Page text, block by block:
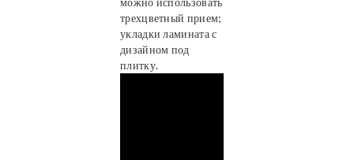
трехцветный прием;
укладки ламината с
дизайном под
плитку.